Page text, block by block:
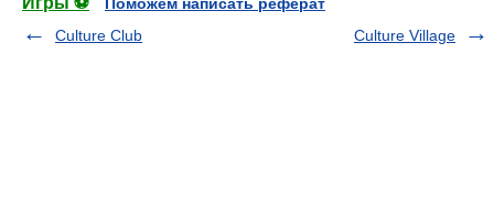
Culture Club
Culture Village